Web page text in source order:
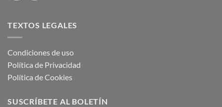
TEXTOS LEGALES
Condiciones de uso
Política de Privacidad
Política de Cookies
SUSCRÍBETE AL BOLETÍN